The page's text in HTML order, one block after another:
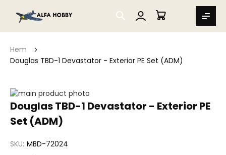
SEARCH
MIN VARUKORG
Hem
Douglas TBD-1 Devastator - Exterior PE Set (ADM)
Douglas TBD-1 Devastator - Exterior PE
Set (ADM)
SKU MBD-72024
Hoppa
till
av
Hoppa
början
bildgalleriet